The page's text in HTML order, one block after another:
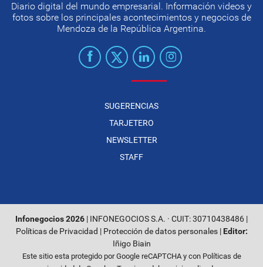
Diario digital del mundo empresarial. Información videos y
fotos sobre los principales acontecimientos y negocios de
Mendoza de la República Argentina.
SUGERENCIAS
TARJETERO
NEWSLETTER
STAFF
Infonegocios 2026 | INFONEGOCIOS S.A. · CUIT: 30710438486 |
Políticas de Privacidad | Protección de datos personales| Editor:
Iñigo Biain
Este sitio esta protegido por Google reCAPTCHA y con Políticas de